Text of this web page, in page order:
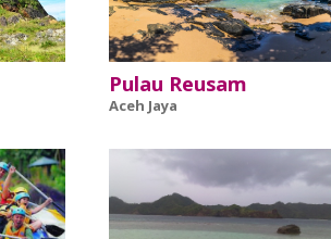
Pulau Reusam
Aceh Jaya